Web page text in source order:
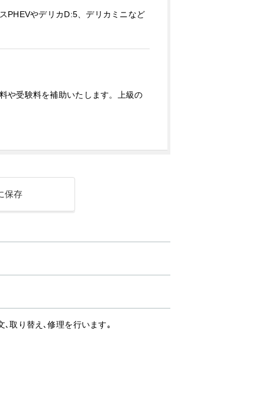
PHEVやデリカD:5、デリカミニなど
や受験料を補助いたします。上級の
保存
取り替え､修理を行います｡